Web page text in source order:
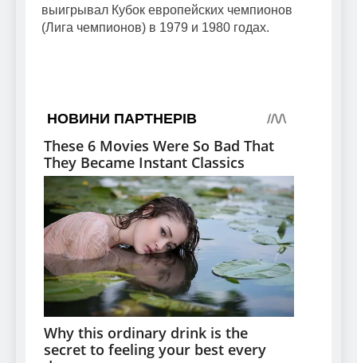
выигрывал Кубок европейских чемпионов
(Лига чемпионов) в 1979 и 1980 годах.